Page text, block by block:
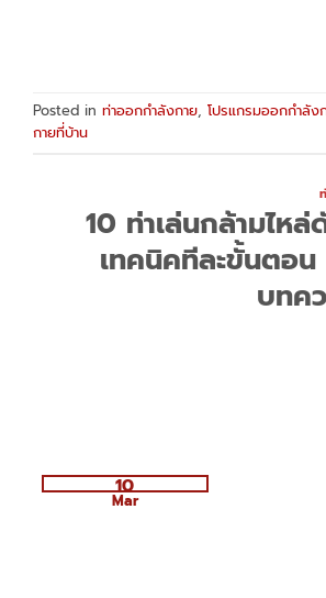
Posted in ท่าออกกำลังกาย, โปรแกรมออกกำลัง
กายที่บ้าน
10 ท่าเล่นกล้ามไห
เทคนิคทีละขั้นตอน
บทค
10
Mar